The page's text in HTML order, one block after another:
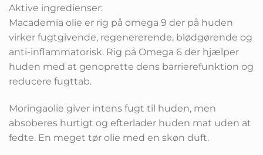
Aktive ingredienser:
Macademia olie er rig på omega 9 der på huden
virker fugtgivende, regenererende, blødgørende og
anti-inflammatorisk. Rig på Omega 6 der hjælper
huden med at genoprette dens barrierefunktion og
reducere fugttab.
Moringaolie giver intens fugt til huden, men
absoberes hurtigt og efterlader huden mat uden at
fedte. En meget tør olie med en skøn duft.